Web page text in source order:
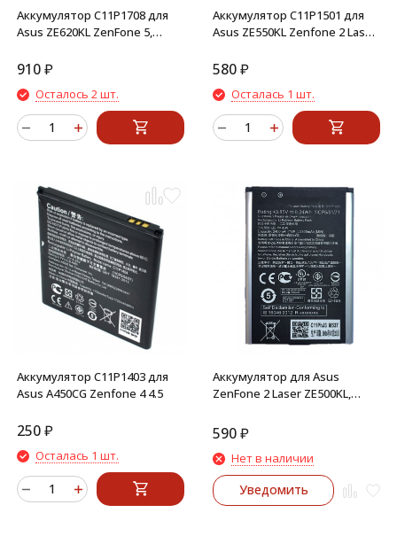
Аккумулятор C11P1708 для
Asus ZE620KL ZenFone 5,
910₽
Осталось 2 шт.
Аккумулятор C11P1501 для
Asus ZE550KL Zenfone 2 Laser,
Selfie
580₽
Осталась 1 шт.
Аккумулятор C11P1403 для
Asus A450CG Zenfone 4 4.5
250₽
Осталась 1 шт.
Аккумулятор для Asus
ZenFone 2 Laser ZE500KL,
590₽
Нет в наличии
Уведомить